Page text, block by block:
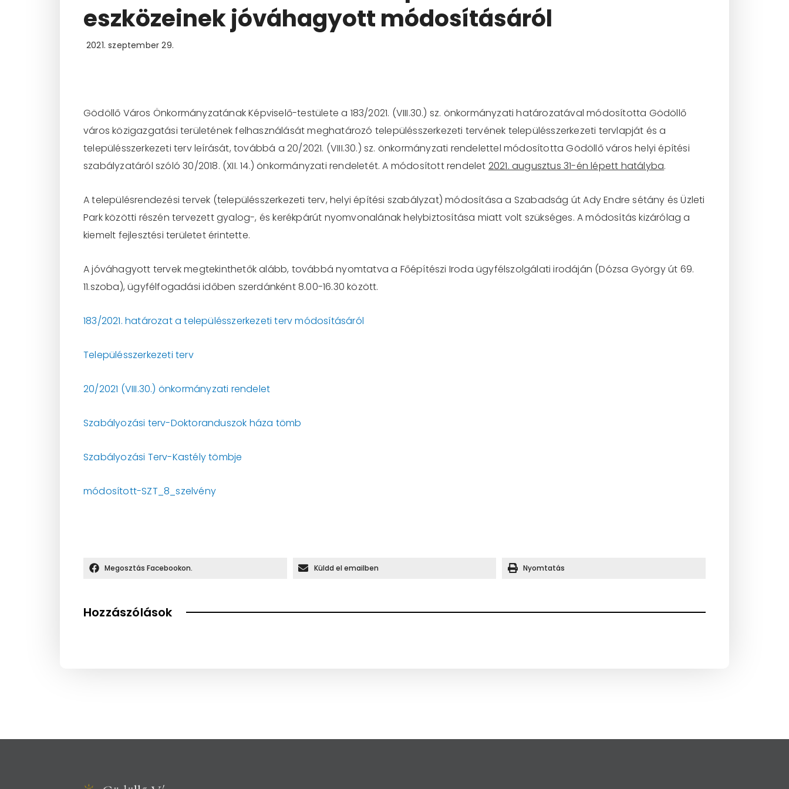
eszközeinek jóváhagyott módosításáról
2021. szeptember 29.
Gödöllő Város Önkormányzatának Képviselő-testülete a 183/2021. (VIII.30.) sz. önkormányzati határozatával módosította Gödöllő
város közigazgatási területének felhasználását meghatározó településszerkezeti tervének településszerkezeti tervlapját és a
településszerkezeti terv leírását, továbbá a 20/2021. (VIII.30.) sz. önkormányzati rendelettel módosította Gödöllő város helyi építési
szabályzatáról szóló 30/2018. (XII. 14.) önkormányzati rendeletét. A módosított rendelet 2021. augusztus 31-én lépett hatályba.
A településrendezési tervek (településszerkezeti terv, helyi építési szabályzat) módosítása a Szabadság út Ady Endre sétány és Üzleti
Park közötti részén tervezett gyalog-, és kerékpárút nyomvonalának helybiztosítása miatt volt szükséges. A módosítás kizárólag a
kiemelt fejlesztési területet érintette.
A jóváhagyott tervek megtekinthetők alább, továbbá nyomtatva a Főépítészi Iroda ügyfélszolgálati irodáján (Dózsa György út 69.
11.szoba), ügyfélfogadási időben szerdánként 8.00-16.30 között.
183/2021. határozat a településszerkezeti terv módosításáról
Településszerkezeti terv
20/2021 (VIII.30.) önkormányzati rendelet
Szabályozási terv-Doktoranduszok háza tömb
Szabályozási Terv-Kastély tömbje
módosított-SZT_8_szelvény
Megosztás Facebookon. Küldd el emailben Nyomtatás
Hozzászólások